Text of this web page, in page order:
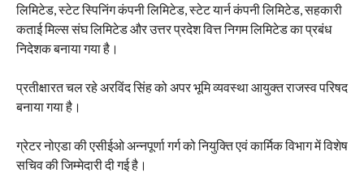
लिमिटेड, स्टेट स्पिनिंग कंपनी लिमिटेड, स्टेट यार्न कंपनी लिमिटेड, सहकारी
कताई मिल्स संघ लिमिटेड और उत्तर प्रदेश वित्त निगम लिमिटेड का प्रबंध
निदेशक बनाया गया है।
प्रतीक्षारत चल रहे अरविंद सिंह को अपर भूमि व्यवस्था आयुक्त राजस्व परिषद
बनाया गया है।
ग्रेटर नोएडा की एसीईओ अन्नपूर्णा गर्ग को नियुक्ति एवं कार्मिक विभाग में विशेष
सचिव की जिम्मेदारी दी गई है।